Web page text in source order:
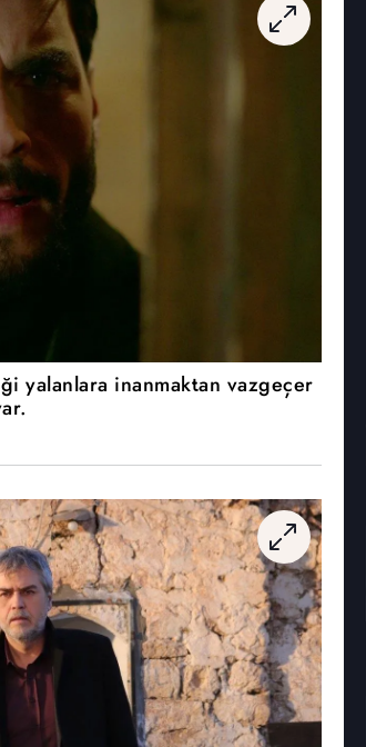
yalanlara inanmaktan vazgeçer